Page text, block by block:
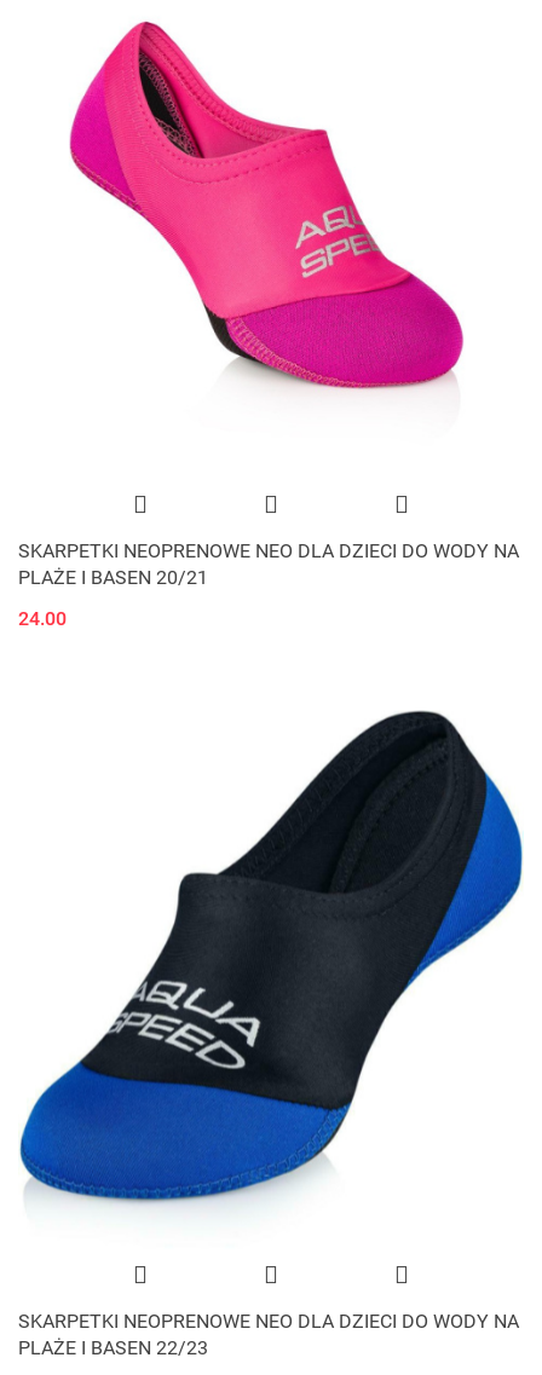
SKARPETKI NEOPRENOWE NEO DLA DZIECI DO WODY NA
PLAŻE I BASEN 20/21
24.00
SKARPETKI NEOPRENOWE NEO DLA DZIECI DO WODY NA
PLAŻE I BASEN 22/23